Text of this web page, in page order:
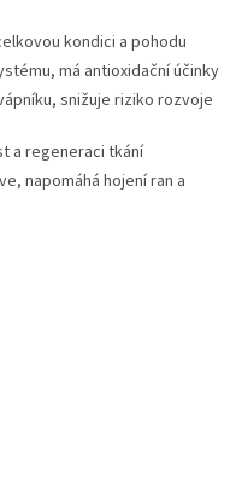
kondici a pohodu
má antioxidační účinky
snižuje riziko rozvoje
a regeneraci tkání
napomáhá hojení ran a